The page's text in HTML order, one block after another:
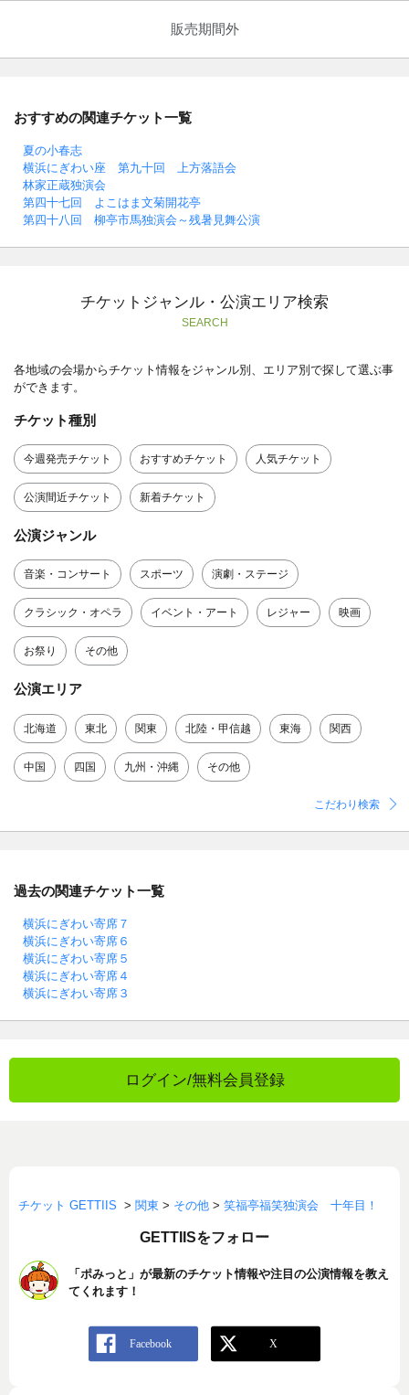
販売期間外
おすすめの関連チケット一覧
夏の小春志
横浜にぎわい座 第九十回 上方落語会
林家正蔵独演会
第四十七回 よこはま文菊開花亭
第四十八回 柳亭市馬独演会～残暑見舞公演
チケットジャンル・公演エリア検索
SEARCH
各地域の会場からチケット情報をジャンル別、エリア別で探して選ぶ事
ができます。
チケット種別
今週発売チケット おすすめチケット 人気チケット
公演間近チケット 新着チケット
公演ジャンル
音楽・コンサート スポーツ 演劇・ステージ
クラシック・オペラ イベント・アート レジャー 映画
お祭り その他
公演エリア
北海道 東北 関東 北陸・甲信越 東海 関西
中国 四国 九州・沖縄 その他
こだわり検索
過去の関連チケット一覧
横浜にぎわい寄席７
横浜にぎわい寄席６
横浜にぎわい寄席５
横浜にぎわい寄席４
横浜にぎわい寄席３
ログイン/無料会員登録
チケット GETTIIS > 関東 > その他 > 笑福亭福笑独演会 十年目！
GETTIISをフォロー
「ポみっと」が最新のチケット情報や注目の公演情報を教え
てくれます！